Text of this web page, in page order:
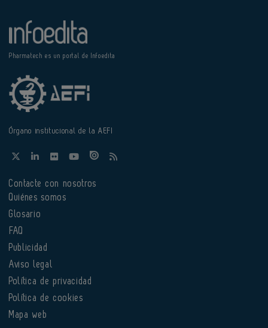
Pharmatech es un portal de Infoedita
Órgano institucional de la AEFI
Contacte con nosotros
Quiénes somos
Glosario
FAQ
Publicidad
Aviso legal
Política de privacidad
Política de cookies
Mapa web